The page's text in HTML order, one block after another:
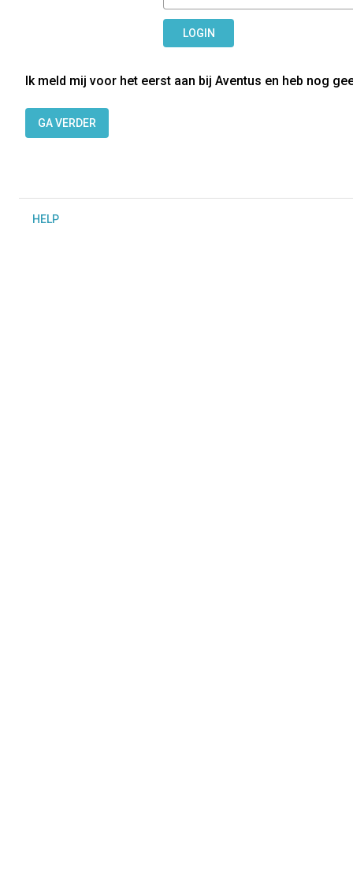
LOGIN
Ik meld mij voor het eerst aan bij Aventus en heb nog
GA VERDER
H ELP